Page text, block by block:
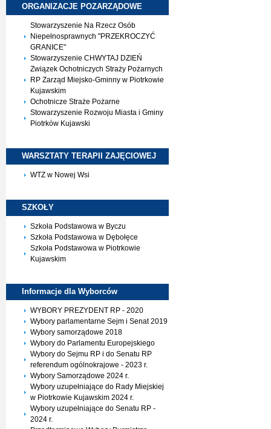
ORGANIZACJE POZARZĄDOWE
Stowarzyszenie Na Rzecz Osób
Niepełnosprawnych "PRZEKROCZYĆ
GRANICE"
Stowarzyszenie CHWYTAJ DZIEŃ
Związek Ochotniczych Straży Pożarnych
RP Zarząd Miejsko-Gminny w Piotrkowie
Kujawskim
Ochotnicze Straże Pożarne
Stowarzyszenie Rozwoju Miasta i Gminy
Piotrków Kujawski
WARSZTATY TERAPII ZAJĘCIOWEJ
WTZ w Nowej Wsi
SZKOŁY
Szkoła Podstawowa w Byczu
Szkoła Podstawowa w Dębołęce
Szkoła Podstawowa w Piotrkowie
Kujawskim
Informacje dla Wyborców
WYBORY PREZYDENT RP - 2020
Wybory parlamentarne Sejm i Senat 2019
Wybory samorządowe 2018
Wybory do Parlamentu Europejskiego
Wybory do Sejmu RP i do Senatu RP
referendum ogólnokrajowe - 2023 r.
Wybory Samorządowe 2024 r.
Wybory uzupełniające do Rady Miejskiej
w Piotrkowie Kujawskim 2024 r.
Wybory uzupełniające do Senatu RP -
2024 r.